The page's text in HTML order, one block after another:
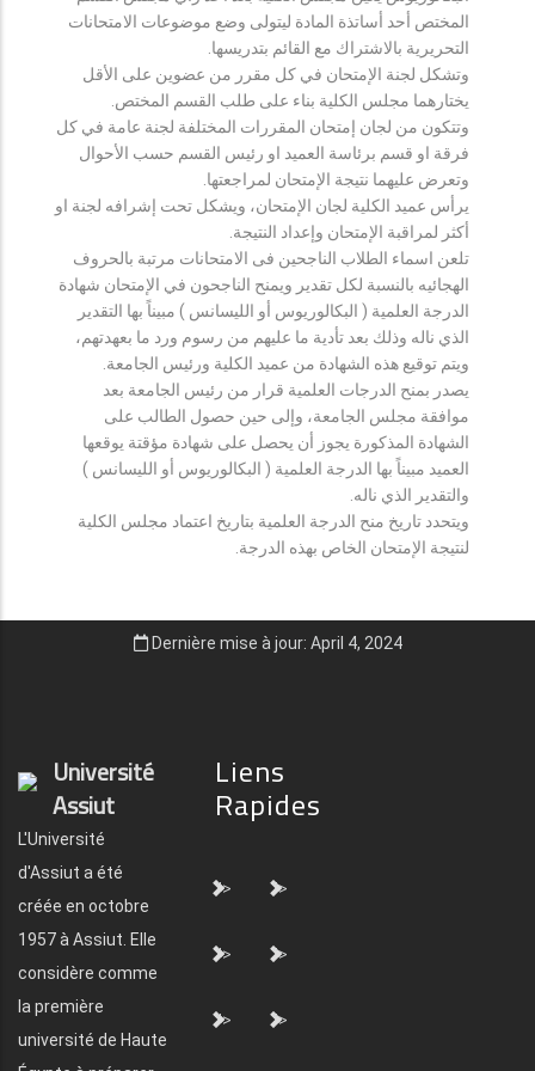
المختص أحد أساتذة المادة ليتولى وضع موضوعات الامتحانات
التحريرية بالاشتراك مع القائم بتدريسها.
وتشكل لجنة الإمتحان في كل مقرر من عضوين على الأقل
يختارهما مجلس الكلية بناء على طلب القسم المختص.
وتتكون من لجان إمتحان المقررات المختلفة لجنة عامة في كل
فرقة او قسم برئاسة العميد او رئيس القسم حسب الأحوال
وتعرض عليهما نتيجة الإمتحان لمراجعتها.
يرأس عميد الكلية لجان الإمتحان، ويشكل تحت إشرافه لجنة او
أكثر لمراقبة الإمتحان وإعداد النتيجة.
تلعن اسماء الطلاب الناجحين فى الامتحانات مرتبة بالحروف
الهجائيه بالنسبة لكل تقدير ويمنح الناجحون في الإمتحان شهادة
الدرجة العلمية ( البكالوريوس أو الليسانس ) مبيناً بها التقدير
الذي ناله وذلك بعد تأدية ما عليهم من رسوم ورد ما بعهدتهم،
ويتم توقيع هذه الشهادة من عميد الكلية ورئيس الجامعة.
يصدر بمنح الدرجات العلمية قرار من رئيس الجامعة بعد
موافقة مجلس الجامعة، وإلى حين حصول الطالب على
الشهادة المذكورة يجوز أن يحصل على شهادة مؤقتة يوقعها
العميد مبيناً بها الدرجة العلمية ( البكالوريوس أو الليسانس )
والتقدير الذي ناله.
ويتحدد تاريخ منح الدرجة العلمية بتاريخ اعتماد مجلس الكلية
لنتيجة الإمتحان الخاص بهذه الدرجة.
Dernière mise à jour: April 4, 2024
Université
Assiut
L'Université
d'Assiut a été
créée en octobre
1957 à Assiut. Elle
considère comme
la première
université de Haute
Liens
Rapides
"> ">
"> ">
"> ">